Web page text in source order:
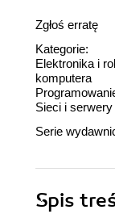
Zgłoś erratę
Kategorie:
Elektronika i
komputera
Sieci i serwery
Serie
Spis